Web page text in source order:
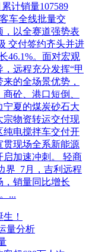
计销量107589
车全线批量交
以全赛道强势表
交付签约齐头并进
46.1%。面对宏观
远程充分发挥“甲
的全场景优势，
砼、港口短倒、
夏的煤炭砂石大
宗物资转运交付现
纯电搅拌车交付开
贯现场全系新能源
加速冲刺。 轻商
界 7月，吉利远程
，销量同比增长
...
！
量分析